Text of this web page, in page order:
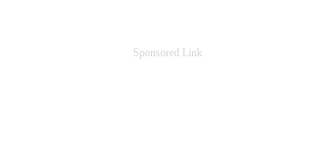
Sponsored Link